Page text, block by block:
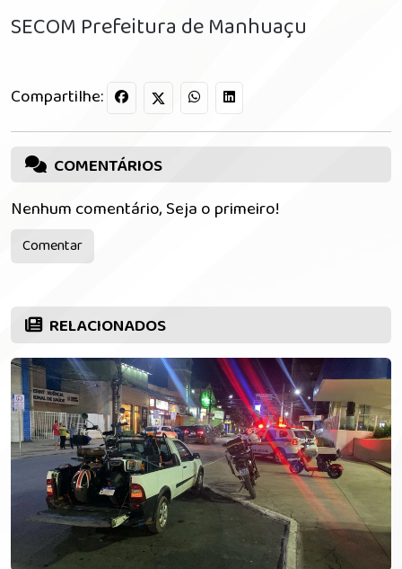
SECOM Prefeitura de Manhuaçu
Compartilhe:
COMENTÁRIOS
Nenhum comentário, Seja o primeiro!
Comentar
RELACIONADOS